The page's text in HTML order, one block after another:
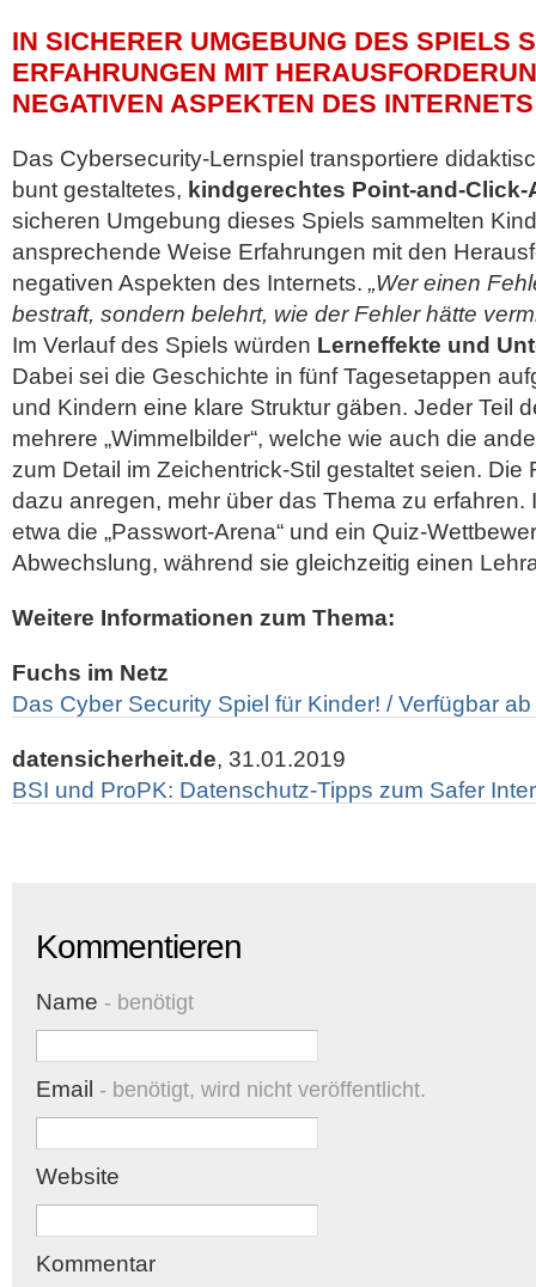
IN SICHERER UMGEBUNG DES SPIELS
ERFAHRUNGEN MIT
NEGATIVEN ASPEKTEN DES INTERNETS
Das Cybersecurity-Lernspiel transportiere
bunt gestaltetes, kindgerechtes Point-and-Click-
sicheren Umgebung dieses Spiels sammelten
ansprechende Weise Erfahrungen mit den
negativen Aspekten des Internets. „Wer einen
bestraft, sondern belehrt, wie der Fehler hätte
Im Verlauf des Spiels würden Lerneffekte und
Dabei sei die Geschichte in fünf Tagesetappen
und Kindern eine klare Struktur gäben. Jeder Teil
mehrere „Wimmelbilder“, welche wie auch die
zum Detail im Zeichentrick-Stil gestaltet seien. Die
dazu anregen, mehr über das Thema zu erfahren.
etwa die „Passwort-Arena“ und ein Quiz-
Abwechslung, während sie gleichzeitig einen
Weitere Informationen zum Thema:
Fuchs im Netz
Das Cyber Security Spiel für Kinder! / Verfügbar
datensicherheit.de, 31.01.2019
BSI und ProPK: Datenschutz-Tipps zum Safer
Kommentieren
Name - benötigt
Email - benötigt, wird nicht veröffentlicht.
Website
Kommentar